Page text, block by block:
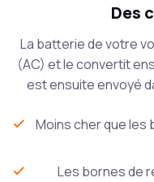
Des
La batterie de votre
(AC) et le convertit
est ensuite envoyé
Moins cher que les
Les bornes de